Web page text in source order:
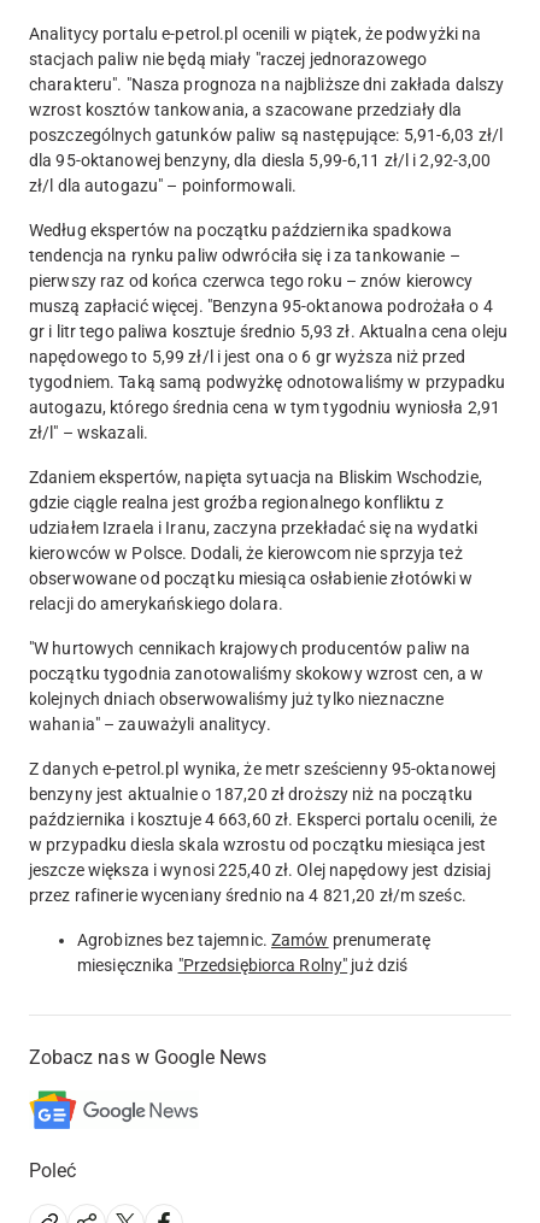
Analitycy portalu e-petrol.pl ocenili w piątek, że podwyżki na
stacjach paliw nie będą miały "raczej jednorazowego
charakteru". "Nasza prognoza na najbliższe dni zakłada dalszy
wzrost kosztów tankowania, a szacowane przedziały dla
poszczególnych gatunków paliw są następujące: 5,91-6,03 zł/l
dla 95-oktanowej benzyny, dla diesla 5,99-6,11 zł/l i 2,92-3,00
zł/l dla autogazu" – poinformowali.
Według ekspertów na początku października spadkowa
tendencja na rynku paliw odwróciła się i za tankowanie –
pierwszy raz od końca czerwca tego roku – znów kierowcy
muszą zapłacić więcej. "Benzyna 95-oktanowa podrożała o 4
gr i litr tego paliwa kosztuje średnio 5,93 zł. Aktualna cena oleju
napędowego to 5,99 zł/l i jest ona o 6 gr wyższa niż przed
tygodniem. Taką samą podwyżkę odnotowaliśmy w przypadku
autogazu, którego średnia cena w tym tygodniu wyniosła 2,91
zł/l" – wskazali.
Zdaniem ekspertów, napięta sytuacja na Bliskim Wschodzie,
gdzie ciągle realna jest groźba regionalnego konfliktu z
udziałem Izraela i Iranu, zaczyna przekładać się na wydatki
kierowców w Polsce. Dodali, że kierowcom nie sprzyja też
obserwowane od początku miesiąca osłabienie złotówki w
relacji do amerykańskiego dolara.
"W hurtowych cennikach krajowych producentów paliw na
początku tygodnia zanotowaliśmy skokowy wzrost cen, a w
kolejnych dniach obserwowaliśmy już tylko nieznaczne
wahania" – zauważyli analitycy.
Z danych e-petrol.pl wynika, że metr sześcienny 95-oktanowej
benzyny jest aktualnie o 187,20 zł droższy niż na początku
października i kosztuje 4 663,60 zł. Eksperci portalu ocenili, że
w przypadku diesla skala wzrostu od początku miesiąca jest
jeszcze większa i wynosi 225,40 zł. Olej napędowy jest dzisiaj
przez rafinerie wyceniany średnio na 4 821,20 zł/m sześc.
Agrobiznes bez tajemnic. Zamów prenumeratę
miesięcznika "Przedsiębiorca Rolny" już dziś
Zobacz nas w Google News
Poleć